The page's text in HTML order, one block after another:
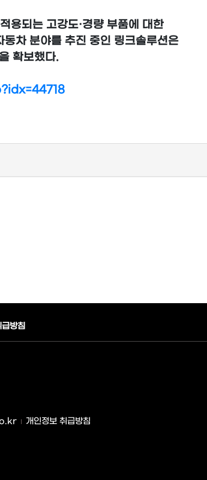
용되는 고강도·경량 부품에 대한
차 분야를 추진 중인 링크솔루션은
확보했다.
방침
개인정보 취급방침